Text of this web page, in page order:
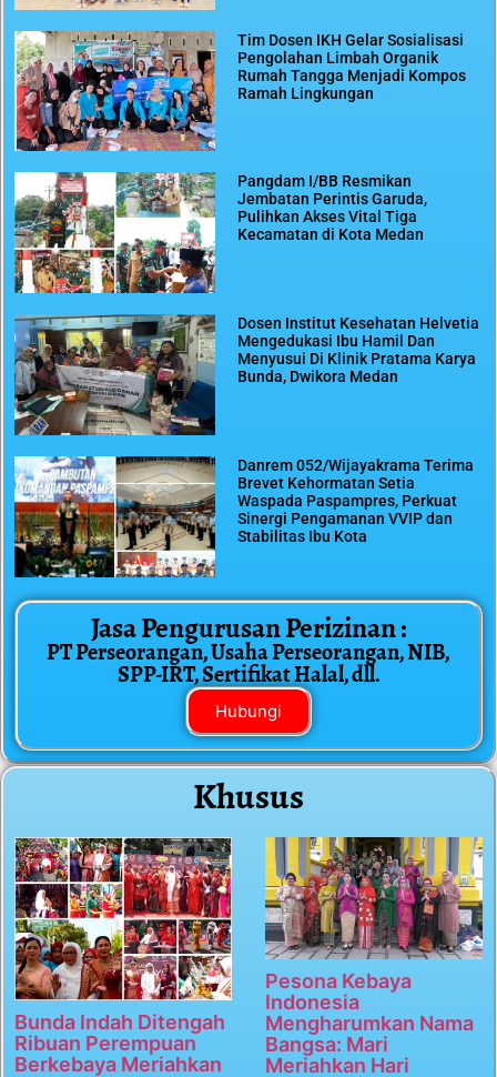
Tim Dosen IKH Gelar Sosialisasi
Pengolahan Limbah Organik
Rumah Tangga Menjadi Kompos
Ramah Lingkungan
Pangdam I/BB Resmikan
Jembatan Perintis Garuda,
Pulihkan Akses Vital Tiga
Kecamatan di Kota Medan
Dosen Institut Kesehatan Helvetia
Mengedukasi Ibu Hamil Dan
Menyusui Di Klinik Pratama Karya
Bunda, Dwikora Medan
Danrem 052/Wijayakrama Terima
Brevet Kehormatan Setia
Waspada Paspampres, Perkuat
Sinergi Pengamanan VVIP dan
Stabilitas Ibu Kota
Jasa Pengurusan Perizinan :
PT Perseorangan, Usaha Perseorangan, NIB,
SPP-IRT, Sertifikat Halal, dll.
Hubungi
Khusus
Bunda Indah Ditengah
Ribuan Perempuan
Berkebaya Meriahkan
Pesona Kebaya
Indonesia
Mengharumkan Nama
Bangsa: Mari
Meriahkan Hari